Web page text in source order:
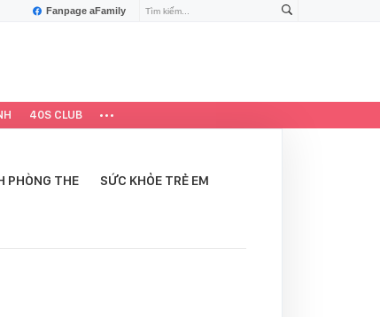
Fanpage aFamily
40S CLUB
PHÒNG THE SỨC KHỎE TRẺ EM